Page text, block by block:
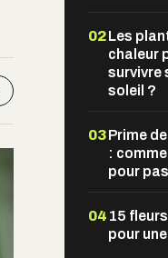
02Les
chaleur
survivre
soleil ?
03Prime
:
pour
04 15
pour